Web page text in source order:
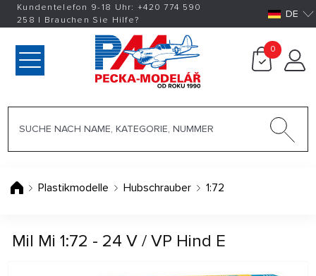
Kundentelefon 9-18 Uhr: +420774 590
258 | Brauchen Sie Hilfe? DE
0
Plastikmodelle Hubschrauber 1:72
Mil Mi 1:72 - 24 V / VP Hind E